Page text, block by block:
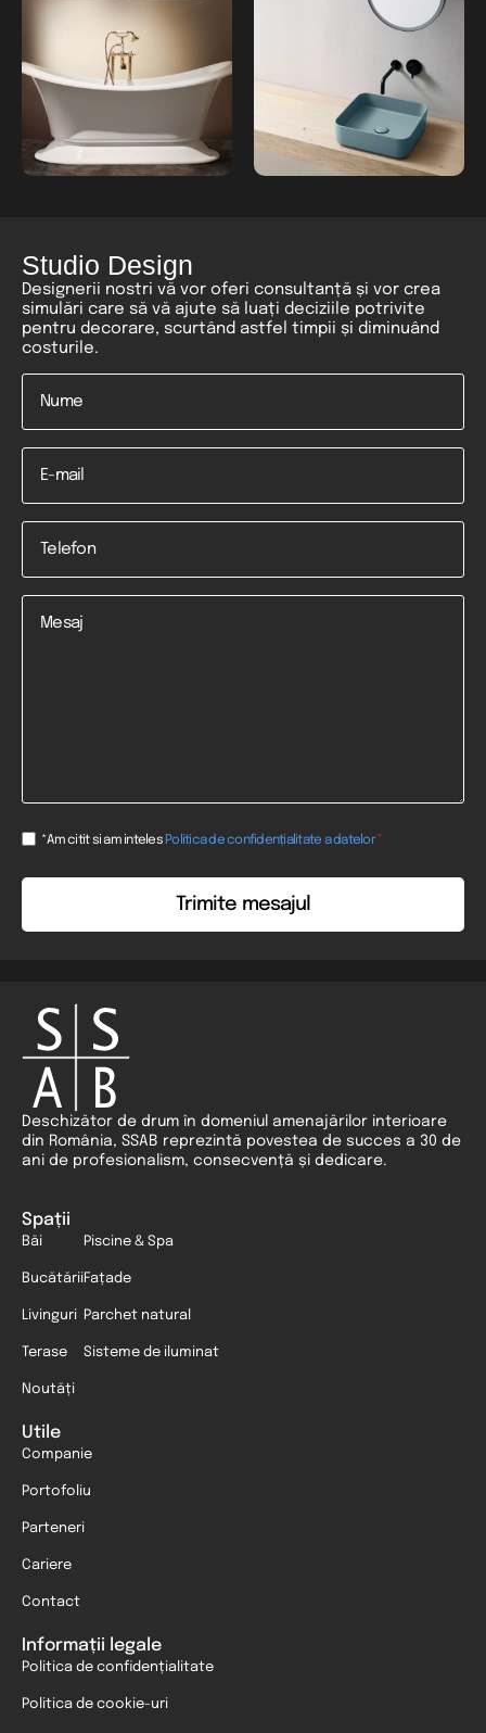
Studio Design
Designerii nostri vă vor oferi consultanță și vor crea
simulări care să vă ajute să luați deciziile potrivite
pentru decorare, scurtând astfel timpii și diminuând
costurile.
Nume
Email
Telefon
Mesaj
Consent
*Am citit si am intelesPolitica de confidențialitate a datelor*
Deschizător de drum în domeniul amenajărilor interioare
din România, SSAB reprezintă povestea de succes a 30 de
ani de profesionalism, consecvență și dedicare.
Spații
Băi
Bucătării
Livinguri
Terase
Noutăți
Piscine & Spa
Fațade
Parchet natural
Sisteme de iluminat
Utile
Companie
Portofoliu
Parteneri
Cariere
Contact
Informații legale
Politica de confidențialitate
Politica de cookie-uri